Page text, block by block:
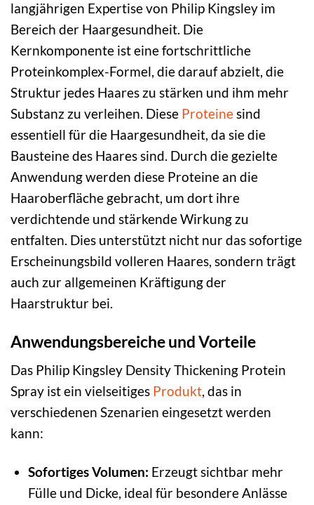
langjährigen Expertise von Philip Kingsley im
Bereich der Haargesundheit. Die
Kernkomponente ist eine fortschrittliche
Proteinkomplex-Formel, die darauf abzielt, die
Struktur jedes Haares zu stärken und ihm mehr
Substanz zu verleihen. Diese Proteinesind
essentiell für die Haargesundheit, da sie die
Bausteine des Haares sind. Durch die gezielte
Anwendung werden diese Proteine an die
Haaroberfläche gebracht, um dort ihre
verdichtende und stärkende Wirkung zu
entfalten. Dies unterstützt nicht nur das sofortige
Erscheinungsbild volleren Haares, sondern trägt
auch zur allgemeinen Kräftigung der
Haarstruktur bei.
Anwendungsbereiche und Vorteile
Das Philip Kingsley Density Thickening Protein
Spray ist ein vielseitiges Produkt, das in
verschiedenen Szenarien eingesetzt werden
kann:
Sofortiges Volumen: Erzeugt sichtbar mehr
Fülle und Dicke, ideal für besondere Anlässe